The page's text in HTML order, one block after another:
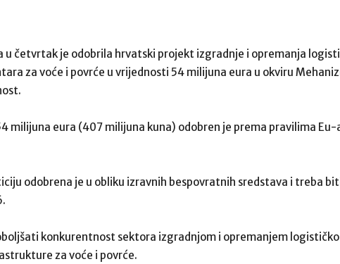
u četvrtak je odobrila hrvatski projekt izgradnje i opremanja
za voće i povrće u vrijednosti 54 milijuna eura u okviru
milijuna eura (407 milijuna kuna) odobren je prema pravilima Eu-
odobrena je u obliku izravnih bespovratnih sredstava i treba
konkurentnost sektora izgradnjom i opremanjem
za voće i povrće.